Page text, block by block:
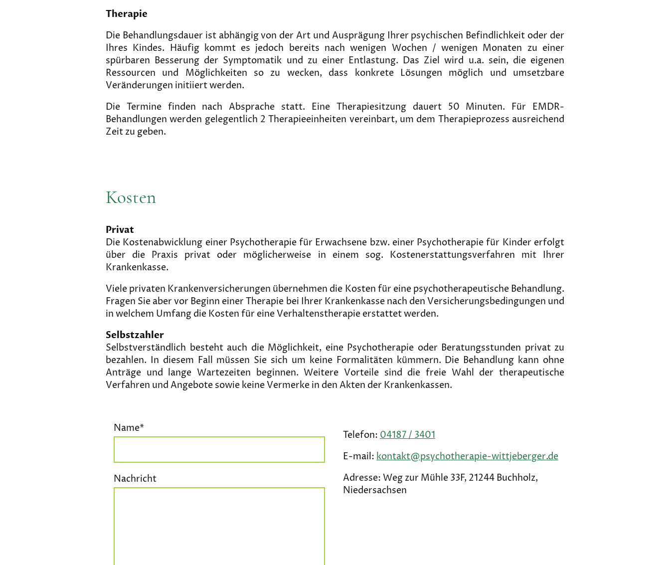
Therapie
Die Behandlungsdauer ist abhängig von der Art und Ausprägung Ihrer psychischen Befindlichkeit oder der
Ihres Kindes. Häufig kommt es jedoch bereits nach wenigen Wochen / wenigen Monaten zu einer
spürbaren Besserung der Symptomatik und zu einer Entlastung. Das Ziel wird u.a. sein, die eigenen
Ressourcen und Möglichkeiten so zu wecken, dass konkrete Lösungen möglich und umsetzbare
Veränderungen initiiert werden.
Die Termine finden nach Absprache statt. Eine Therapiesitzung dauert 50 Minuten. Für EMDR-
Behandlungen werden gelegentlich 2 Therapieeinheiten vereinbart, um dem Therapieprozess ausreichend
Zeit zu geben.
Kosten
Privat
Die Kostenabwicklung einer Psychotherapie für Erwachsene bzw. einer Psychotherapie für Kinder erfolgt
über die Praxis privat oder möglicherweise in einem sog. Kostenerstattungsverfahren mit Ihrer
Krankenkasse.
Viele privaten Krankenversicherungen übernehmen die Kosten für eine psychotherapeutische Behandlung.
Fragen Sie aber vor Beginn einer Therapie bei Ihrer Krankenkasse nach den Versicherungsbedingungen und
in welchem Umfang die Kosten für eine Verhaltenstherapie erstattet werden.
Selbstzahler
Selbstverständlich besteht auch die Möglichkeit, eine Psychotherapie oder Beratungsstunden privat zu
bezahlen. In diesem Fall müssen Sie sich um keine Formalitäten kümmern. Die Behandlung kann ohne
Anträge und lange Wartezeiten beginnen. Weitere Vorteile sind die freie Wahl der therapeutische
Verfahren und Angebote sowie keine Vermerke in den Akten der Krankenkassen.
Name*
Nachricht
Telefon: 04187 / 3401
E-mail: kontakt@psychotherapie-wittjeberger.de
Adresse: Weg zur Mühle 33F, 21244 Buchholz,
Niedersachsen